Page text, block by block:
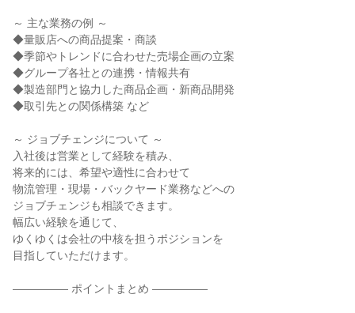
～ 主な業務の例 ～
◆量販店への商品提案・商談
◆季節やトレンドに合わせた売場企画の立案
◆グループ各社との連携・情報共有
◆製造部門と協力した商品企画・新商品開発
◆取引先との関係構築 など
～ ジョブチェンジについて ～
入社後は営業として経験を積み、
将来的には、希望や適性に合わせて
物流管理・現場・バックヤード業務などへの
ジョブチェンジも相談できます。
幅広い経験を通じて、
ゆくゆくは会社の中核を担うポジションを
目指していただけます。
――――― ポイントまとめ ―――――